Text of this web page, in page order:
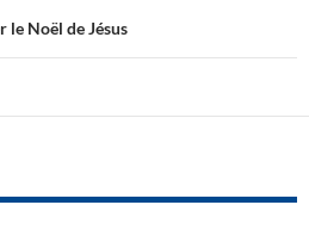
le Noël de Jésus